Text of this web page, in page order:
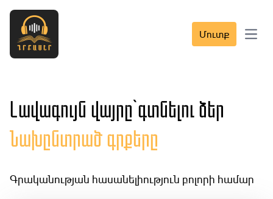
Մուտք Open
Լավագույն վայրը՝ գտնելու ձեր
Նախընտրած գրքերը
Գրականության հասանելիություն բոլորի համար